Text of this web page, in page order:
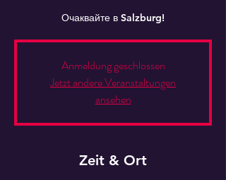
Очаквайте в Salzburg!
Anmeldung geschlossen
Jetzt andere Veranstaltungen
ansehen
Zeit & Ort